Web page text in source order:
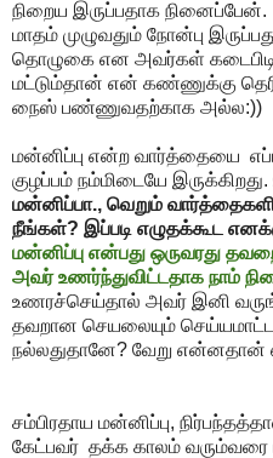
நிறைய இருப்பதாக
மாதம் முழுவதும் நோன்பு
தொழுகை என அவர்கள்
மட்டும்தான் என் கண்ணுக்கு
நைஸ் பண்ணுவதற்காக அல்ல:))
மன்னிப்பு என்ற வார்த்தையை
குழப்பம் நம்மிடையே இருக்கிறது.
மன்னிப்பா., வெறும்
நீங்கள்? இப்படி எழுதக்கூட
மன்னிப்பு என்பது ஒருவரது
அவர் உணர்ந்துவிட்டதாக நாம்
உணரச்செய்தால் அவர் இனி
தவறான செயலையும்
நல்லதுதானே? வேறு என்னதான்
சம்பிரதாய மன்னிப்பு,
கேட்பவர் தக்க காலம் வரும்வரை